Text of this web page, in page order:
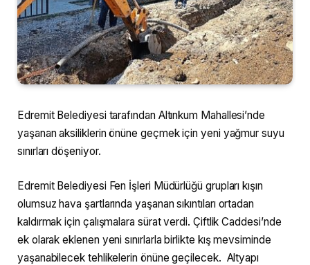
Edremit Belediyesi tarafından Altınkum Mahallesi’nde
yaşanan aksiliklerin önüne geçmek için yeni yağmur suyu
sınırları döşeniyor.
Edremit Belediyesi Fen İşleri Müdürlüğü grupları kışın
olumsuz hava şartlarında yaşanan sıkıntıları ortadan
kaldırmak için çalışmalara sürat verdi. Çiftlik Caddesi’nde
ek olarak eklenen yeni sınırlarla birlikte kış mevsiminde
yaşanabilecek tehlikelerin önüne geçilecek. Altyapı